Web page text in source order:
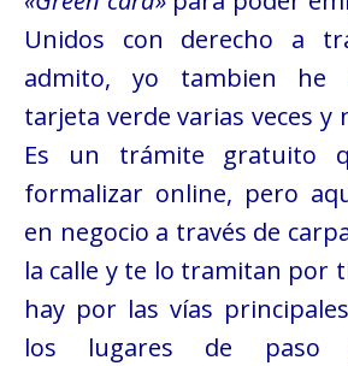
Unidos con derecho a
admito, yo tambien he
tarjeta verde varias veces y
Es un trámite gratuito
formalizar online, pero
en negocio a través de
la calle y te lo tramitan por
hay por las vías
los lugares de